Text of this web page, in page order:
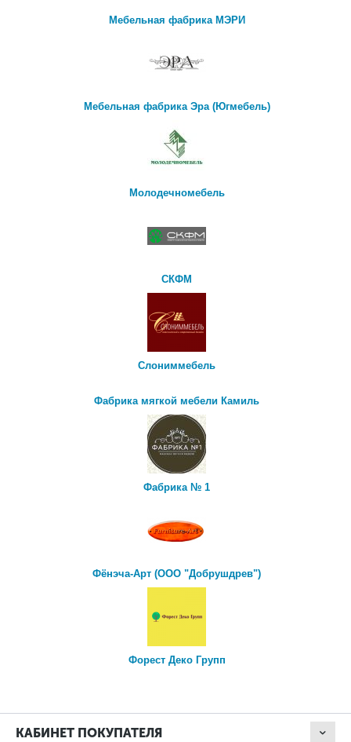
Мебельная фабрика МЭРИ
Мебельная фабрика Эра (Югмебель)
Молодечномебель
СКФМ
Слониммебель
Фабрика мягкой мебели Камиль
Фабрика № 1
Фёнэча-Арт (ООО "Добрушдрев")
Форест Деко Групп
КАБИНЕТ ПОКУПАТЕЛЯ